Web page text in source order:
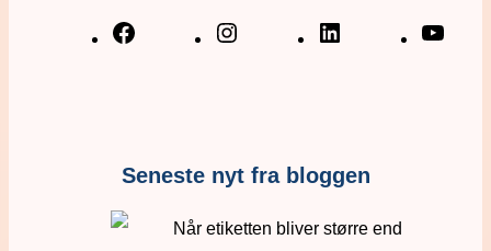
Seneste nyt fra bloggen